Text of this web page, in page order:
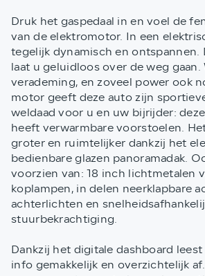
Druk het gaspedaal in en voel de
van de elektromotor. In een
tegelijk dynamisch en
laat u geluidloos over de weg gaan.
verademing, en zoveel power ook
motor geeft deze auto zijn
weldaad voor u en uw bijrijder:
heeft verwarmbare voorstoelen.
groter en ruimtelijker dankzij het
bedienbare glazen panoramadak.
voorzien van: 18 inch lichtmetalen
koplampen, in delen neerklapbare
achterlichten en
stuurbekrachtiging.
Dankzij het digitale dashboard
info gemakkelijk en overzichtelijk